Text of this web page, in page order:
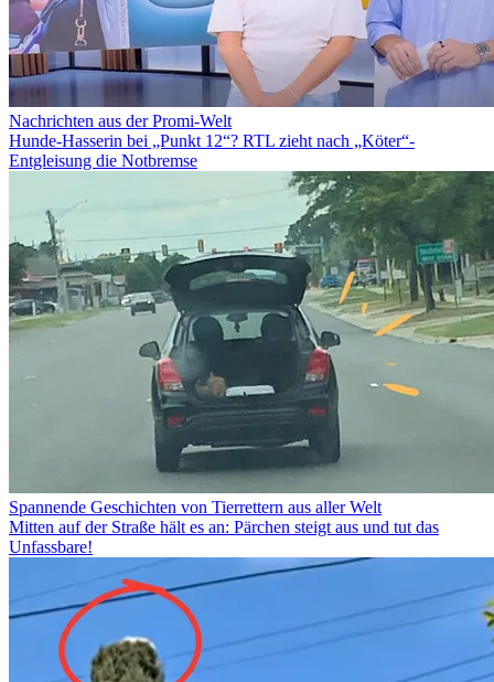
Nachrichten aus der Promi-Welt
Hunde-Hasserin bei „Punkt 12“? RTL zieht nach „Köter“-
Entgleisung die Notbremse
Spannende Geschichten von Tierrettern aus aller Welt
Mitten auf der Straße hält es an: Pärchen steigt aus und tut das
Unfassbare!